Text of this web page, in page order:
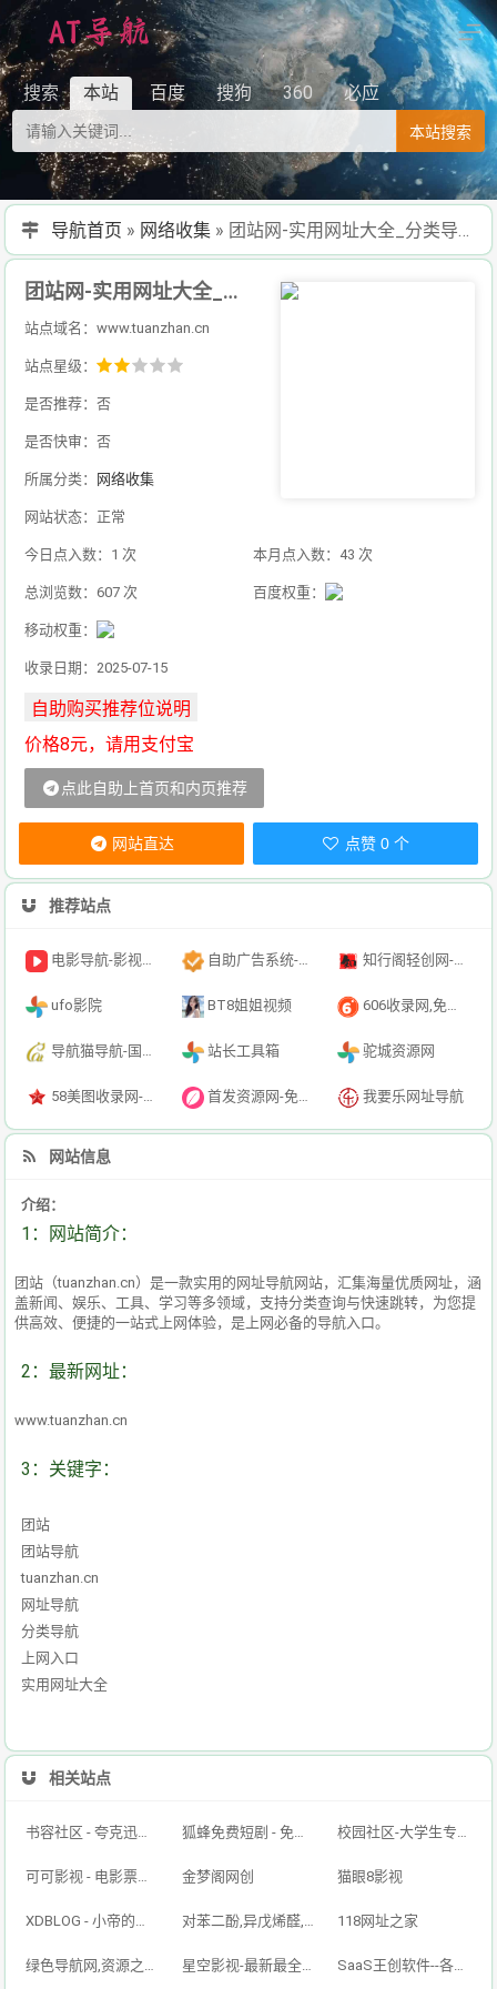
搜索 本站 百度 搜狗 360 必应
本站搜索
导航首页 » 网络收集» 团站网-实用网址大全_分类导航_一站式上网入口-tuanzhan.cn
团站网-实用网址大全_分类导航_一站式上网入口-tuanzhan.cn
站点域名：www.tuanzhan.cn
站点星级：
是否推荐：否
是否快审：否
所属分类： 网络收集
网站状态：正常
今日点入数：1 次 本月点入数：43 次
总浏览数：607 次 百度权重：
移动权重：
收录日期：2025-07-15
价格8元，请用支付宝
点此自助上首页和内页推荐
网站直达 点赞 0 个
推荐站点
电影导航-影视导航-电影搜索-影视搜索-电影站收录 自助广告系统-自助广告源码-自助投放广告插件 知行阁轻创网-分享网络赚钱项目-全网首发副业项目实操平台-副业创业项目网
ufo影院 BT8姐姐视频 606收录网,免费自动秒收录网址,提供自动收录,网站导航大全源码,自动链,友情链接交换。
导航猫导航-国内专业的技术资源网分类平台 站长工具箱 驼城资源网
58美图收录网-自动收录网站-流量交换-自动链 首发资源网-免费资源下载-最新php源码下载-热门资源下载 我要乐网址导航
网站信息
介绍：
1：网站简介：
团站（tuanzhan.cn）是一款实用的网址导航网站，汇集海量优质网址，涵
盖新闻、娱乐、工具、学习等多领域，支持分类查询与快速跳转，为您提
供高效、便捷的一站式上网体验，是上网必备的导航入口。
2：最新网址：
www.tuanzhan.cn
3：关键字：
团站
团站导航
tuanzhan.cn
网址导航
分类导航
上网入口
实用网址大全
相关站点
书容社区 - 夸克迅雷百度网盘资源,网盘资源搜索,免费好用的云盘搜索引擎！ 狐蜂免费短剧 - 免费短剧看全集抖音短剧搜索引擎 - 搜剧网-免费资源搜索平台抖音短剧--搜索神器 校园社区-大学生专属的校园交友平台
可可影视 - 电影票房排行榜,imdb评分,影评,找最好看的影视 金梦阁网创 猫眼8影视
XDBLOG - 小帝的个人博客 对苯二酚,异戊烯醛,异戊烯醇321,防黄剂,丁酰肼原药,甲醇钠溶液,乙醇钠溶液_山东欣烨生物 118网址之家
绿色导航网,资源之家,搜索大全,绿色软件,资源快讯,安全的专业导航站 星空影视-最新最全影视免费在线观看 SaaS王创软件--各种小程序个人博客企业网站搭建-小红书/抖音/快手全自动引流获客工具-王创科技